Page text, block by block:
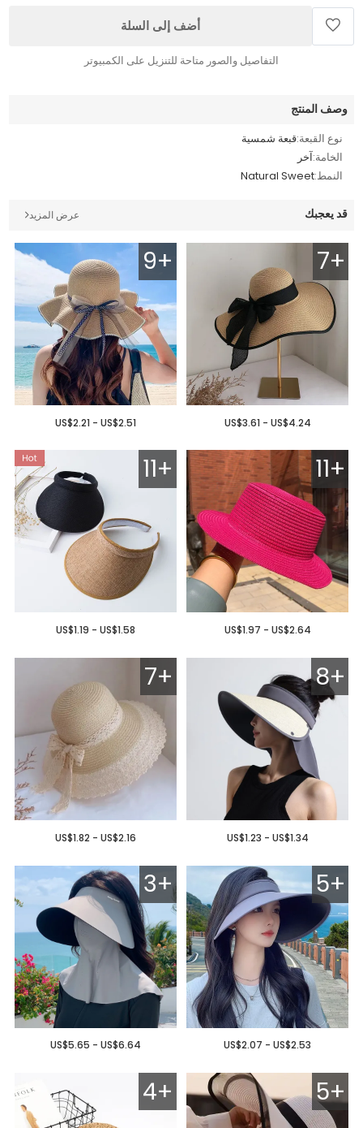
أضف إلى السلة
التفاصيل والصور متاحة للتنزيل على الكمبيوتر
وصف المنتج
نوع القبعة:قبعة شمسية
الخامة:آخر
النمط:Natural Sweet
قد يعجبك عرض المزيد
7+
US$3.61 - US$4.24
9+
US$2.21 - US$2.51
11+
US$1.97 - US$2.64
11+
US$1.19 - US$1.58
8+
US$1.23 - US$1.34
7+
US$1.82 - US$2.16
5+
US$2.07 - US$2.53
3+
US$5.65 - US$6.64
5+
4+